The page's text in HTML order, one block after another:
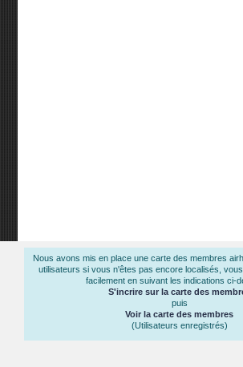
Nous avons mis en place une carte des membres
utilisateurs si vous n'êtes pas encore localisés,
facilement en suivant les indications ci-
S'incrire sur la carte des
puis
Voir la carte des membres
(Utilisateurs enregistrés)